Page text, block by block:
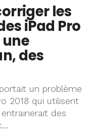
les
iPad Pro
une
des
un problème
2018 qui utilisent
des